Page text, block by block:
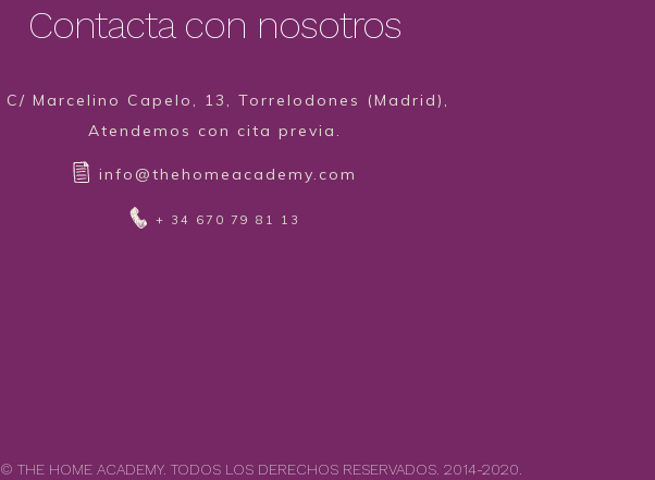
Contacta con nosotros
C/ Marcelino Capelo, 13, Torrelodones (Madrid),
Atendemos con cita previa.
info@thehomeacademy.com
+ 34 670 79 81 13
© THE HOME ACADEMY. TODOS LOS DERECHOS RESERVADOS. 2014-2020.